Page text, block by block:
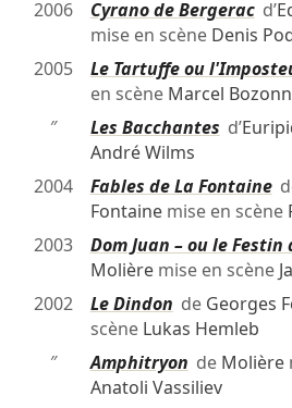
2006 Cyrano de Bergeracd’
mise en scène Denis
2005
Le Tartuffe ou
en scène Marcel
″
Les Bacchantes d’
André Wilms
2004
Fables de La Fontaine
Fontainemise en scène
2003
Dom Juan – ou le
Molièremise en scène
2002
Le Dindon de Georges
scène Lukas Hemleb
″
Amphitryon de Molière
Anatoli Vassiliev